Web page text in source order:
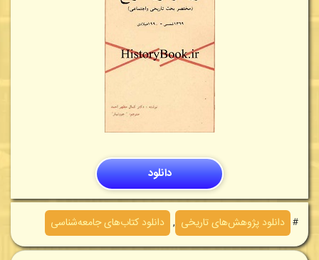
دانلود
＃ دانلود پژوهش‌های تاريخی , دانلود کتاب‌های جامعه‌شناسی